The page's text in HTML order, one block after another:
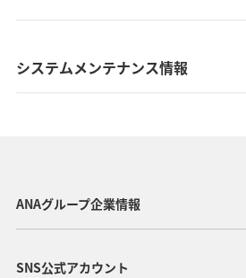
システムメンテナンス情報
ANAグループ企業情報
SNS公式アカウント